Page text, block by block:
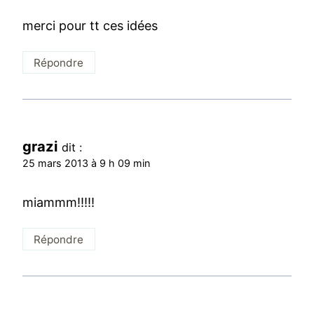
merci pour tt ces idées
Répondre
grazi dit :
25 mars 2013 à 9 h 09 min
miammm!!!!!
Répondre